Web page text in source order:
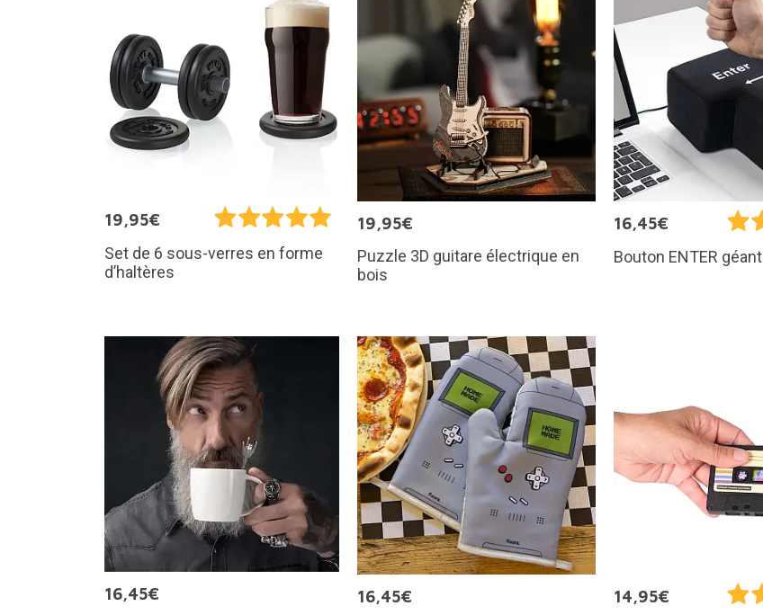
19,95€
Set de 6 sous-verres en forme
d’haltères
19,95€
Puzzle 3D guitare électrique en
bois
16,45€
Bouton ENTER géant
16,45€
16,45€
14,95€